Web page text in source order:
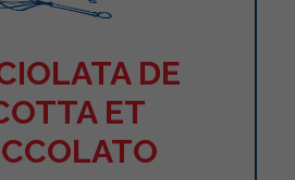
DE
ET